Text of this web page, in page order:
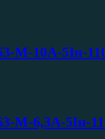
М-10А-5Iн-
М-6,3А-5Iн-